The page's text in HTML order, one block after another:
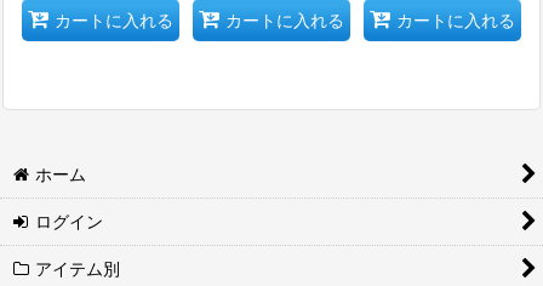
カートに入れる カートに入れる カートに入れる
ホーム
ログイン
アイテム別